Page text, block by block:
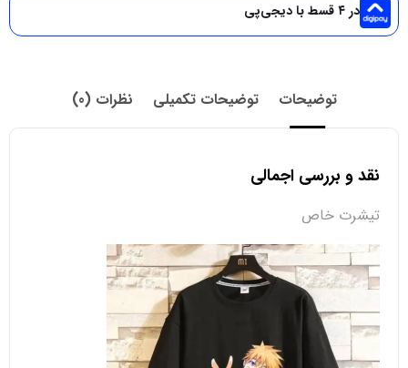
در ۴ قسط با دیجی‌پی
توضیحات توضیحات تکمیلی نظرات (0)
نقد و بررسی اجمالی
تیشرت خاص